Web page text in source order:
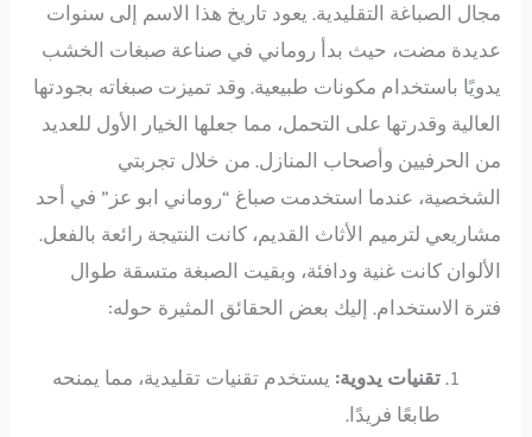
مجال الصباغة التقليدية. يعود تاريخ هذا الاسم إلى سنوات
عديدة مضت، حيث بدأ روماني في صناعة صبغات الخشب
يدويًا باستخدام مكونات طبيعية. وقد تميزت صبغاته بجودتها
العالية وقدرتها على التحمل، مما جعلها الخيار الأول للعديد
من الحرفيين وأصحاب المنازل. من خلال تجربتي
الشخصية، عندما استخدمت صباغ “روماني ابو عز” في أحد
مشاريعي لترميم الأثاث القديم، كانت النتيجة رائعة بالفعل.
الألوان كانت غنية ودافئة، وبقيت الصبغة متسقة طوال
فترة الاستخدام. إليك بعض الحقائق المثيرة حوله:
تقنيات يدوية: يستخدم تقنيات تقليدية، مما يمنحه
طابعًا فريدًا.